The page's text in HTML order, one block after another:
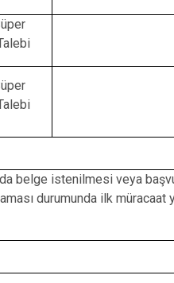
belge istenilmesi veya
durumunda ilk